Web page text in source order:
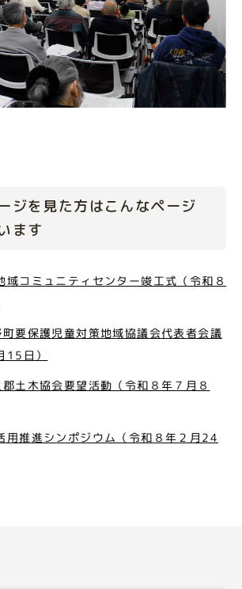
ジを見た方はこんなページ
ます
域コミュニティセンター竣工式（令和８
要保護児童対策地域協議会代表者会議
15日）
土木協会要望活動（令和８年７月８
用推進シンポジウム（令和８年２月24